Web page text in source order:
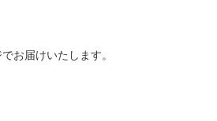
お届けいたします。